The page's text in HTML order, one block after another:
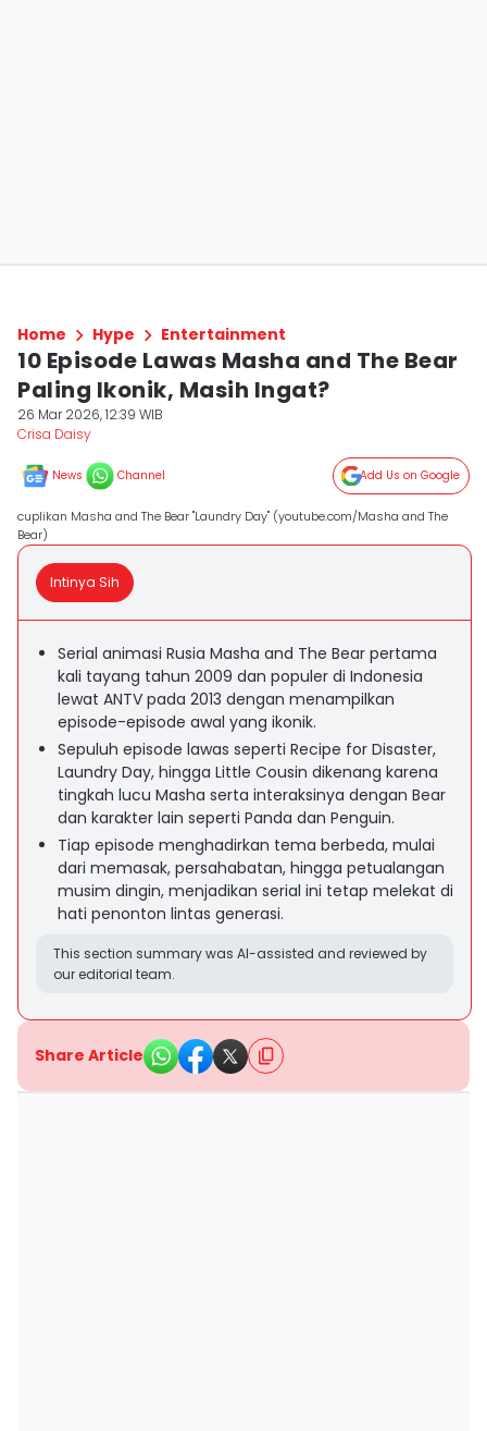
Home Hype Entertainment
10 Episode Lawas Masha and The Bear
Paling Ikonik, Masih Ingat?
26 Mar 2026, 12:39 WIB
Crisa Daisy
News Channel Add Us on Google
cuplikan Masha and The Bear "Laundry Day" (youtube.com/Masha and The
Bear)
Intinya Sih
Serial animasi Rusia Masha and The Bear pertama
kali tayang tahun 2009 dan populer di Indonesia
lewat ANTV pada 2013 dengan menampilkan
episode-episode awal yang ikonik.
Sepuluh episode lawas seperti Recipe for Disaster,
Laundry Day, hingga Little Cousin dikenang karena
tingkah lucu Masha serta interaksinya dengan Bear
dan karakter lain seperti Panda dan Penguin.
Tiap episode menghadirkan tema berbeda, mulai
dari memasak, persahabatan, hingga petualangan
musim dingin, menjadikan serial ini tetap melekat di
hati penonton lintas generasi.
This section summary was AI-assisted and reviewed by
our editorial team.
Share Article